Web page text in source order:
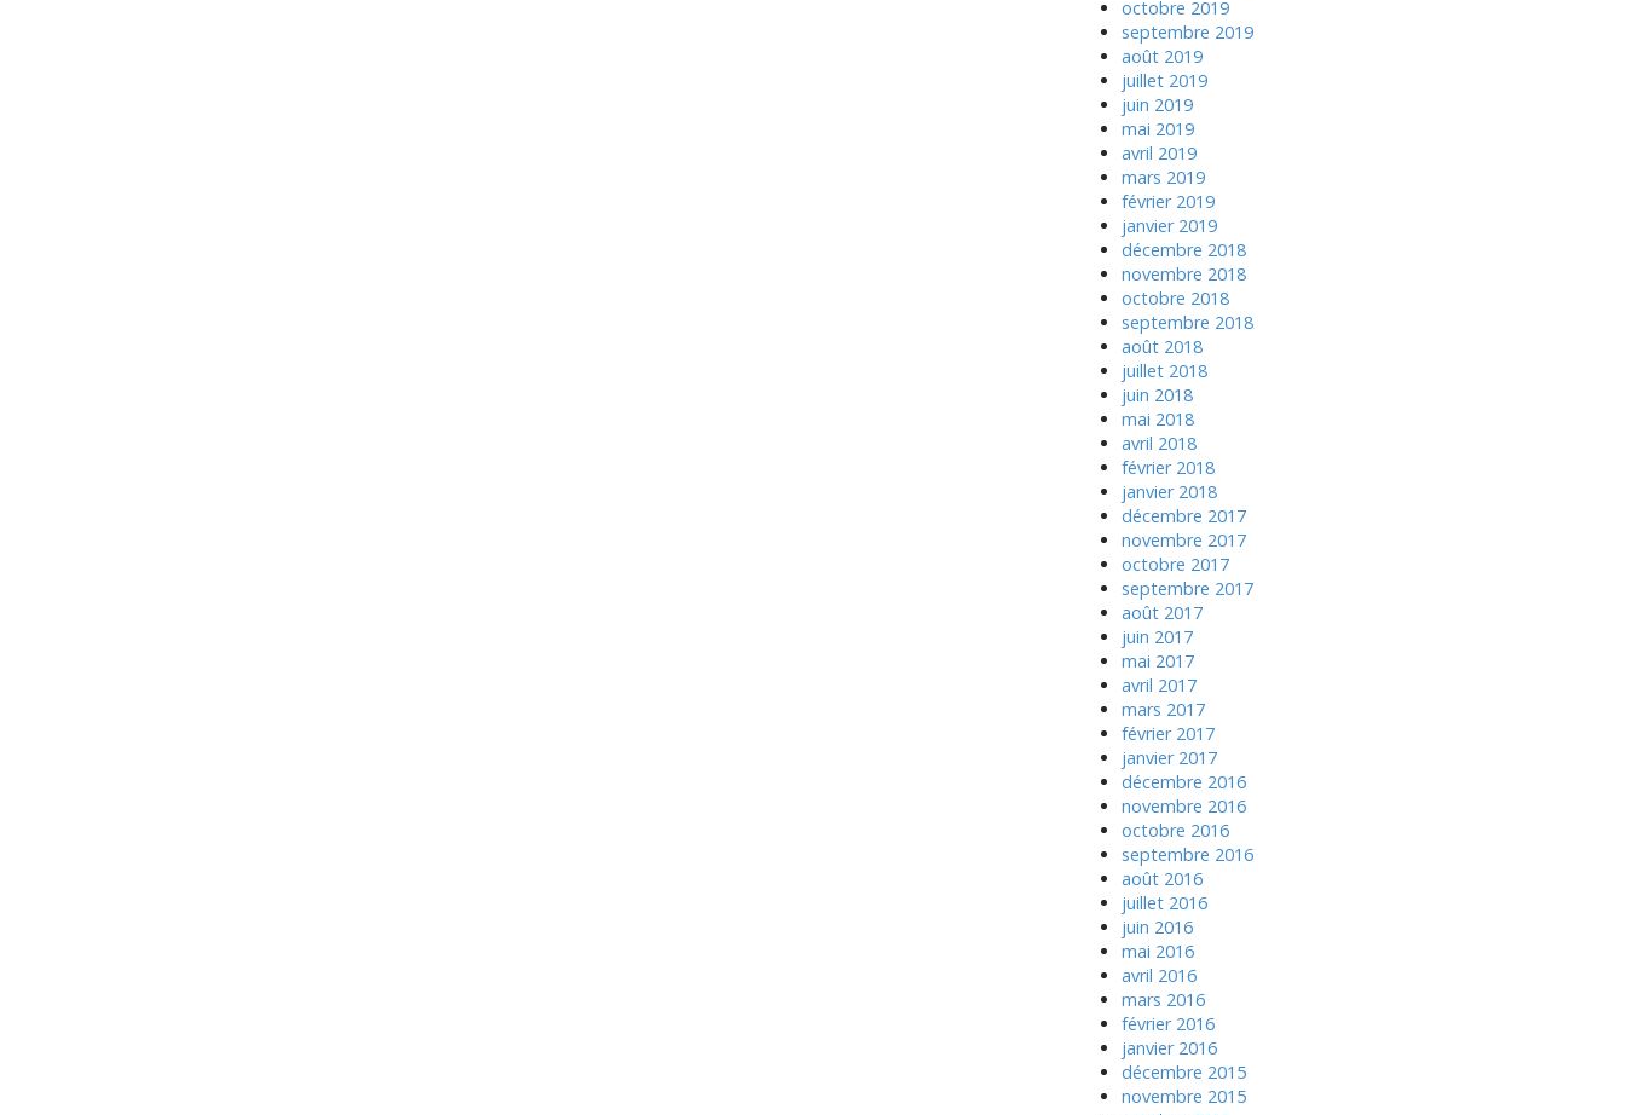
octobre 2019
septembre 2019
août 2019
juillet 2019
juin 2019
mai 2019
avril 2019
mars 2019
février 2019
janvier 2019
décembre 2018
novembre 2018
octobre 2018
septembre 2018
août 2018
juillet 2018
juin 2018
mai 2018
avril 2018
février 2018
janvier 2018
décembre 2017
novembre 2017
octobre 2017
septembre 2017
août 2017
juin 2017
mai 2017
avril 2017
mars 2017
février 2017
janvier 2017
décembre 2016
novembre 2016
octobre 2016
septembre 2016
août 2016
juillet 2016
juin 2016
mai 2016
avril 2016
mars 2016
février 2016
janvier 2016
décembre 2015
novembre 2015